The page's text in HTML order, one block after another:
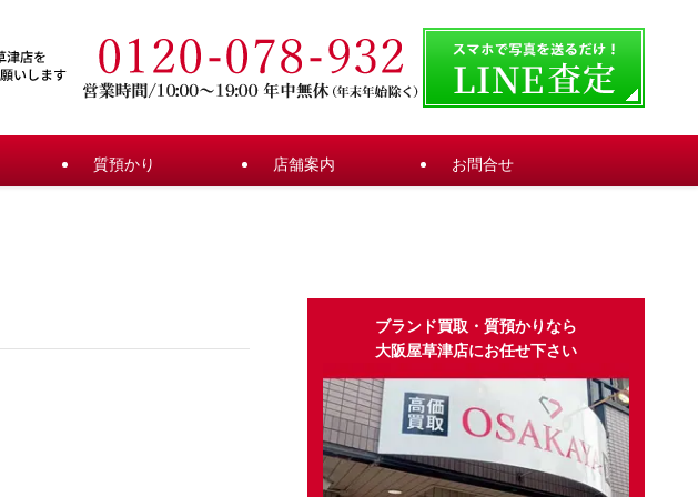
質預かり 店舗案内 お問合せ
ブランド買取・質預かりなら
大阪屋草津店にお任せ下さい